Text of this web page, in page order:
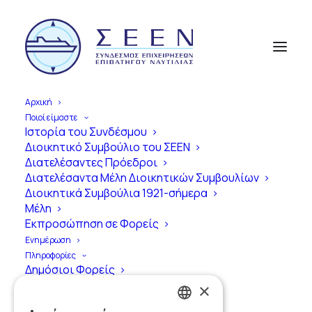
Αρχική
Ποιοί είμαστε
Ιστορία του Συνδέσμου
Διοικητικό Συμβούλιο του ΣΕΕΝ
Διατελέσαντες Πρόεδροι
Διατελέσαντα Μέλη Διοικητικών Συμβουλίων
Διοικητικά Συμβούλια 1921-σήμερα
Μέλη
Εκπροσώπηση σε Φορείς
Ενημέρωση
Πληροφορίες
Δημόσιοι Φορείς
404
Oops! Something went
wrong… ×